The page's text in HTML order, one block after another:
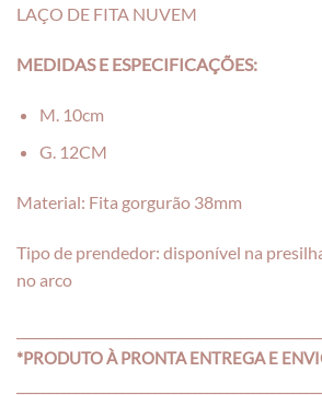
LAÇO DE FITA NUVEM
MEDIDAS E ESPECIFICAÇÕES:
M. 10cm
G. 12CM
Material: Fita gorgurão 38mm
Tipo de prendedor: disponível na
no arco
*PRODUTO À PRONTA ENTREGA E